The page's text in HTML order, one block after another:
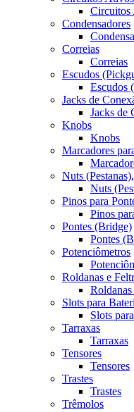
Circuitos
Condensadores
Correias
Correias
Escudos
Escudos
Jacks de
Jacks de
Knobs
Knobs
Marcadores
Nuts
Nuts
Pinos para
Pinos
Pontes (Bridge)
Pontes
Potenciômetros
Roldanas e
Slots para
Slots
Tarraxas
Tarraxas
Tensores
Tensores
Trastes
Trastes
Trêmolos